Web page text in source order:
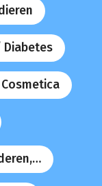
Diabetes
Cosmetica